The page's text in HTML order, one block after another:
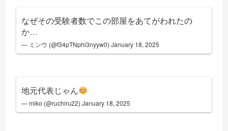
なぜその受験者数でこの部屋をあてがわれたの
か…
— ミンウ (@f34pTNphi3nyyw0)January 18, 2025
地元代表じゃん
— miko (@ruchiru22)January 18, 2025